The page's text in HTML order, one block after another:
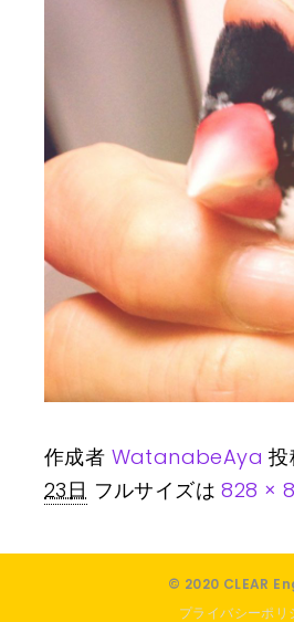
作成者 WatanabeAya
23日 フルサイズは828 ×
© 2020 CLEAR
プライバシーポリ